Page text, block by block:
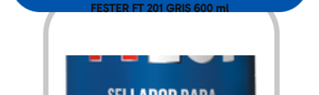
FESTER FT 201 GRIS 600 ml